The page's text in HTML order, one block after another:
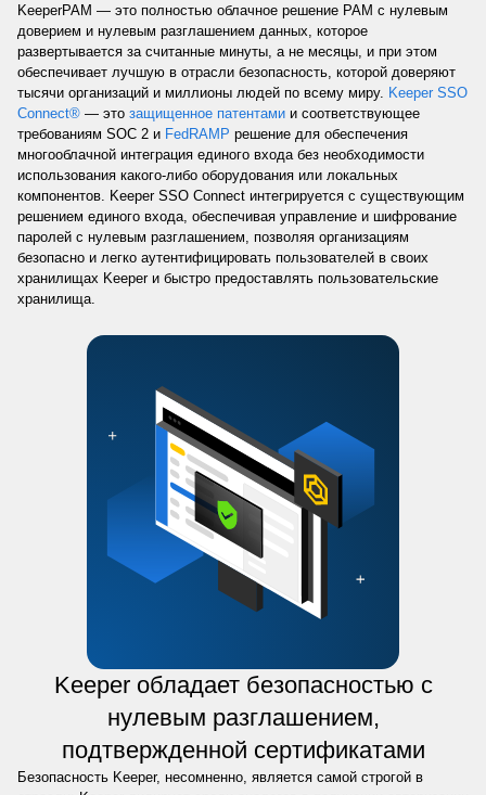
KeeperPAM — это полностью облачное решение PAM с нулевым
доверием и нулевым разглашением данных, которое
развертывается за считанные минуты, а не месяцы, и при этом
обеспечивает лучшую в отрасли безопасность, которой доверяют
тысячи организаций и миллионы людей по всему миру. Keeper SSO
Connect® — это защищенное патентами и соответствующее
требованиям SOC 2 и FedRAMP решение для обеспечения
многооблачной интеграция единого входа без необходимости
использования какого-либо оборудования или локальных
компонентов. Keeper SSO Connect интегрируется с существующим
решением единого входа, обеспечивая управление и шифрование
паролей с нулевым разглашением, позволяя организациям
безопасно и легко аутентифицировать пользователей в своих
хранилищах Keeper и быстро предоставлять пользовательские
хранилища.
Keeper обладает безопасностью с
нулевым разглашением,
подтвержденной сертификатами
Безопасность Keeper, несомненно, является самой строгой в